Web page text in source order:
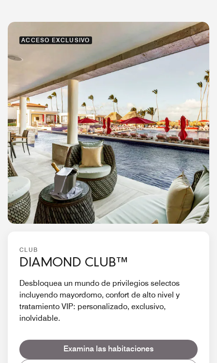
ACCESO EXCLUSIVO
CLUB
DIAMOND CLUB™
Desbloquea un mundo de privilegios selectos
incluyendo mayordomo, confort de alto nivel y
tratamiento VIP: personalizado, exclusivo,
inolvidable.
Examina las habitaciones